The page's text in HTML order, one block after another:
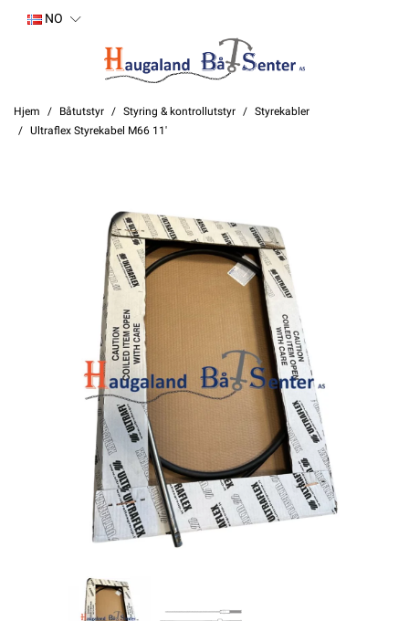
NO
Hjem Båtutstyr Styring & kontrollutstyr
Styrekabler
Ultraflex Styrekabel M66 11'